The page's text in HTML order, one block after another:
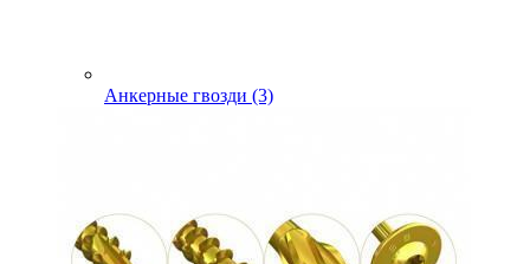
Анкерные гвозди (3)